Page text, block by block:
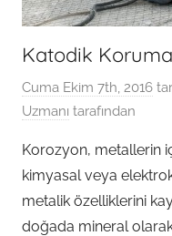
Katodik Koruma
Cuma Ekim 7th, 2016
Uzmanı tarafından
Korozyon, metallerin
kimyasal veya
metalik özelliklerini
doğada mineral